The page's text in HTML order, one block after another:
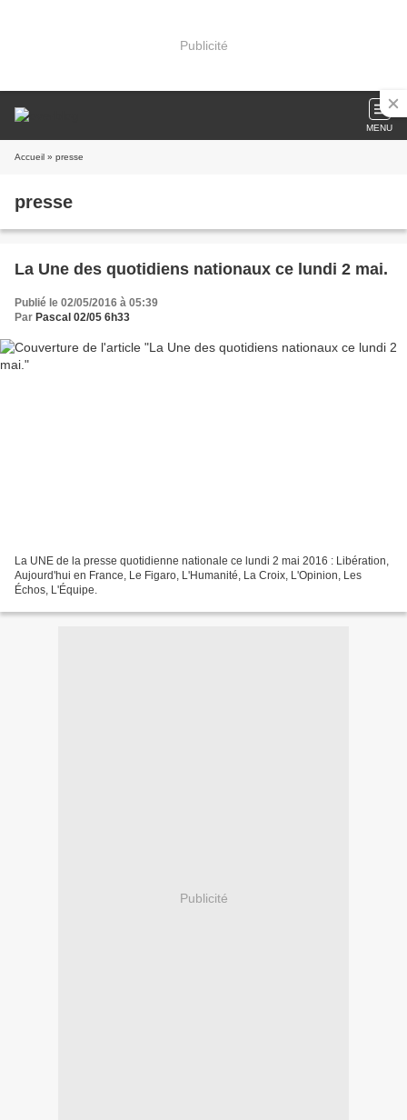
Publicité
MENU
Accueil » presse
presse
La Une des quotidiens nationaux ce lundi 2 mai.
Publié le 02/05/2016 à 05:39
Par Pascal 02/05 6h33
La UNE de la presse quotidienne nationale ce lundi 2 mai 2016 : Libération,
Aujourd'hui en France, Le Figaro, L'Humanité, La Croix, L'Opinion, Les
Échos, L'Équipe.
Publicité